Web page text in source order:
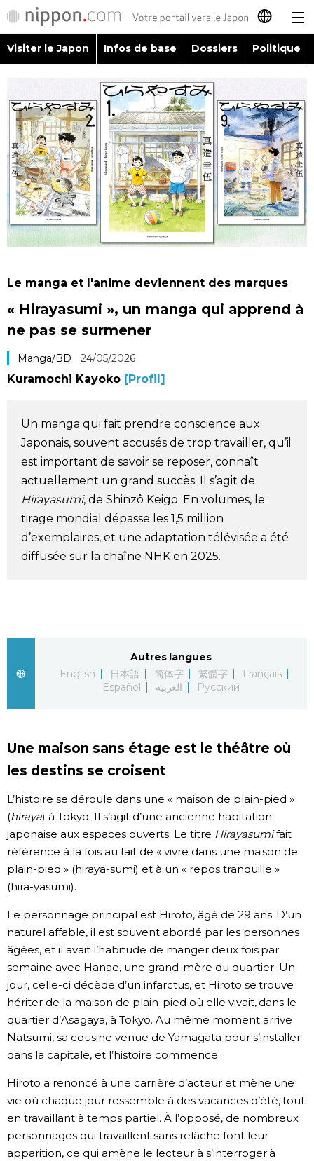
日本語
简体字
繁體字
Español
العربية
Visiter le Japon
Infos de base
Dossiers
Société
Culture
Le japonais
En plus
Données
Tokyo
official SNS
Visiter le Japon Infos de base Dossiers Politique
Le manga et l'anime deviennent des marques
« Hirayasumi », un manga qui apprend à
ne pas se surmener
Manga/BD 24/05/2026
Kuramochi Kayoko [Profil]
Un manga qui fait prendre conscience aux
Japonais, souvent accusés de trop travailler, qu’il
est important de savoir se reposer, connaît
actuellement un grand succès. Il s’agit de
Hirayasumi, de Shinzô Keigo. En volumes, le
tirage mondial dépasse les 1,5 million
d’exemplaires, et une adaptation télévisée a été
diffusée sur la chaîne NHK en 2025.
Autres langues
English
日本語 简体字 繁體字
Français
Español
العربية Русский
Une maison sans étage est le théâtre où
les destins se croisent
L’histoire se déroule dans une « maison de plain-pied »
(hiraya) à Tokyo. Il s’agit d’une ancienne habitation
japonaise aux espaces ouverts. Le titre Hirayasumifait
référence à la fois au fait de « vivre dans une maison de
plain-pied » (hiraya-sumi) et à un « repos tranquille »
(hira-yasumi).
Le personnage principal est Hiroto, âgé de 29 ans. D’un
naturel affable, il est souvent abordé par les personnes
âgées, et il avait l’habitude de manger deux fois par
semaine avec Hanae, une grand-mère du quartier. Un
jour, celle-ci décède d’un infarctus, et Hiroto se trouve
hériter de la maison de plain-pied où elle vivait, dans le
quartier d’Asagaya, à Tokyo. Au même moment arrive
Natsumi, sa cousine venue de Yamagata pour s’installer
dans la capitale, et l’histoire commence.
Hiroto a renoncé à une carrière d’acteur et mène une
vie où chaque jour ressemble à des vacances d’été, tout
en travaillant à temps partiel. À l’opposé, de nombreux
personnages qui travaillent sans relâche font leur
apparition, ce qui amène le lecteur à s’interroger à